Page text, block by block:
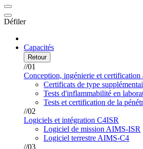
Défiler
Capacités
Retour
//01
Conception, ingénierie et certification
Certificats de type
Tests d'inflammabilité en
Tests et certification de la
//02
Logiciels et intégration C4ISR
Logiciel de mission AIMS-ISR
Logiciel terrestre AIMS-C4
//03